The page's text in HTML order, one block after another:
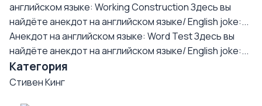
английском языке: Working ConstructionЗдесь вы
найдёте анекдот на английском языке/ English joke:...
Анекдот на английском языке: Word TestЗдесь вы
найдёте анекдот на английском языке/ English joke:...
Категория
Стивен Кинг